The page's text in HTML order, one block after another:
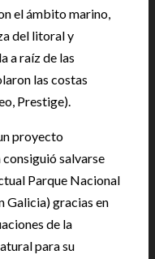
el ámbito marino,
del litoral y
a raíz de las
las costas
Prestige).
proyecto
salvarse
Parque Nacional
Galicia) gracias en
de la
para su